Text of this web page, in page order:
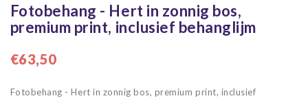
Fotobehang - Hert in zonnig bos,
premium print, inclusief behanglijm
€63,50
Fotobehang - Hert in zonnig bos, premium print, inclusief